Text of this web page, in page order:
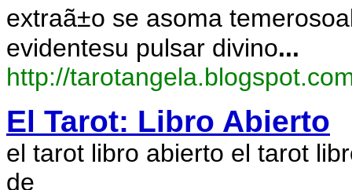
extraã±o se asoma
evidentesu pulsar divino...
http://
El Tarot: Libro Abierto
el tarot libro abierto el tarot
de